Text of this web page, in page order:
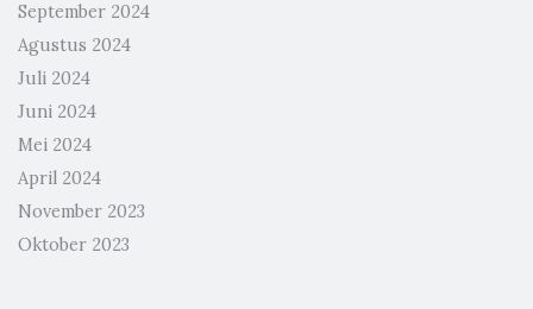
September 2024
Agustus 2024
Juli 2024
Juni 2024
Mei 2024
April 2024
November 2023
Oktober 2023